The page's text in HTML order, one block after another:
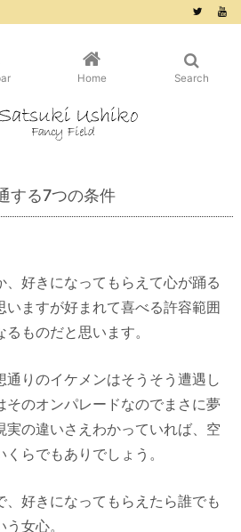
Home Search
する7つの条件
好きになってもらえて心が踊る
いますが好まれて喜べる許容範囲
ものだと思います。
りのイケメンはそうそう遭遇し
そのオンパレードなのでまさに夢
実の違いさえわかっていれば、空
らでもありでしょう。
、好きになってもらえたら誰でも
女心。